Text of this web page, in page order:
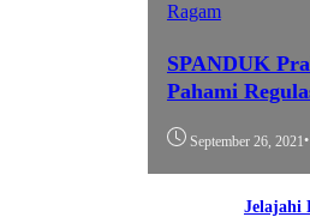
Ragam
SPANDUK
Pahami
September 26, 2021•
Jelajahi